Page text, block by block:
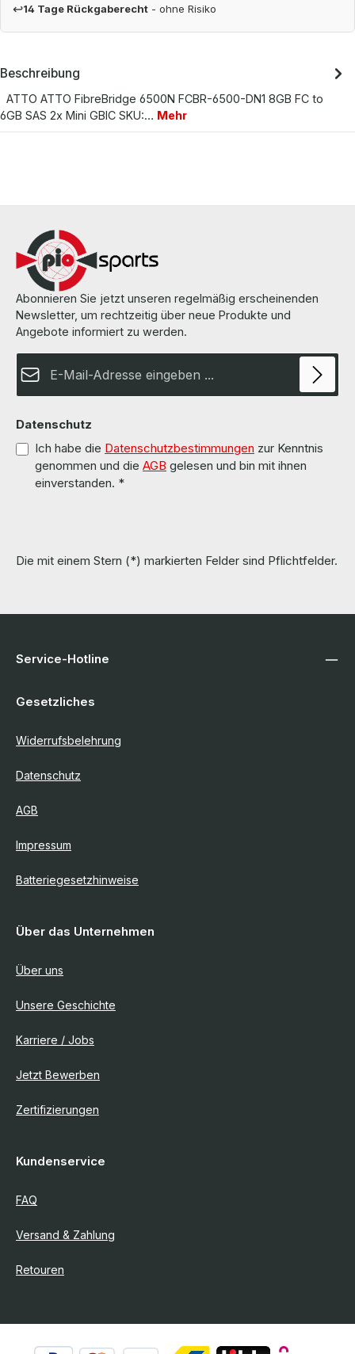
↩14 Tage Rückgaberecht - ohne Risiko
Beschreibung
ATTO ATTO FibreBridge 6500N FCBR-6500-DN1 8GB FC to
6GB SAS 2x Mini GBIC SKU:… Mehr
Abonnieren Sie jetzt unseren regelmäßig erscheinenden
Newsletter, um rechtzeitig über neue Produkte und
Angebote informiert zu werden.
Datenschutz
Ich habe die Datenschutzbestimmungen zur Kenntnis
genommen und die AGB gelesen und bin mit ihnen
einverstanden. *
Die mit einem Stern (*) markierten Felder sind Pflichtfelder.
Service-Hotline
Gesetzliches
Widerrufsbelehrung
Datenschutz
AGB
Impressum
Batteriegesetzhinweise
Über das Unternehmen
Über uns
Unsere Geschichte
Karriere / Jobs
Jetzt Bewerben
Zertifizierungen
Kundenservice
FAQ
Versand & Zahlung
Retouren